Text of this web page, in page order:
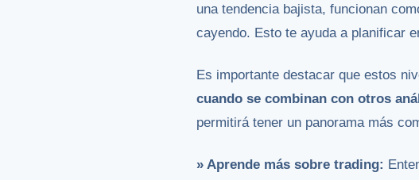
una tendencia bajista, funcionan
cayendo. Esto te ayuda a planificar
Es importante destacar que estos
cuando se combinan con otros
permitirá tener un panorama más
» Aprende más sobre trading: